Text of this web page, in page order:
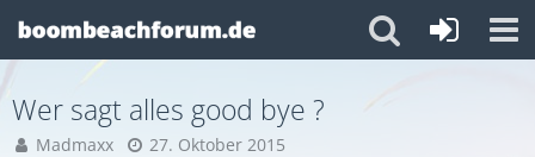
Wer sagt alles good bye ?
Madmaxx 27. Oktober 2015